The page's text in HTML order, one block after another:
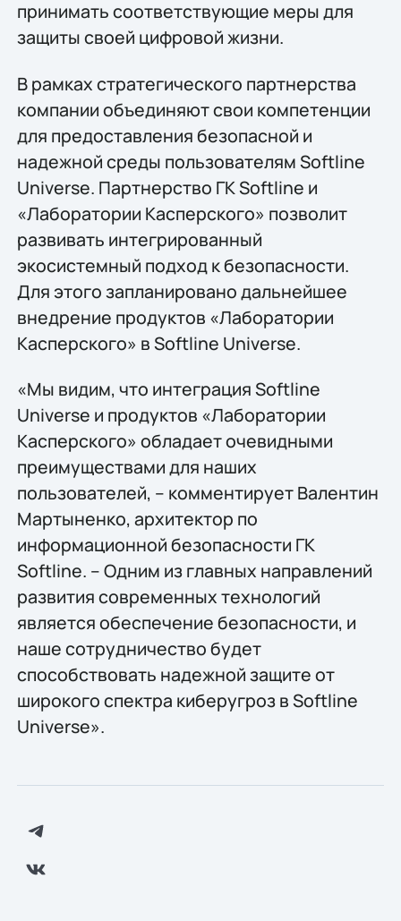
принимать соответствующие меры для
защиты своей цифровой жизни.
В рамках стратегического партнерства
компании объединяют свои компетенции
для предоставления безопасной и
надежной среды пользователям Softline
Universe. Партнерство ГК Softline и
«Лаборатории Касперского» позволит
развивать интегрированный
экосистемный подход к безопасности.
Для этого запланировано дальнейшее
внедрение продуктов «Лаборатории
Касперского» в Softline Universe.
«Мы видим, что интеграция Softline
Universe и продуктов «Лаборатории
Касперского» обладает очевидными
преимуществами для наших
пользователей, – комментирует Валентин
Мартыненко, архитектор по
информационной безопасности ГК
Softline. – Одним из главных направлений
развития современных технологий
является обеспечение безопасности, и
наше сотрудничество будет
способствовать надежной защите от
широкого спектра киберугроз в Softline
Universe».